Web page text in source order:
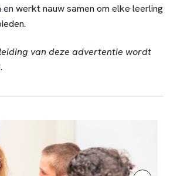
werkt nauw samen om elke leerling
van deze advertentie wordt